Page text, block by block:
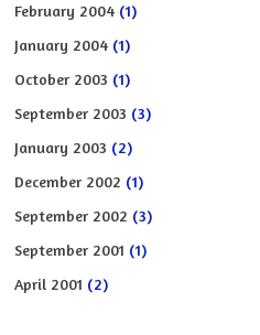
February 2004 (1)
January 2004 (1)
October 2003 (1)
September 2003 (3)
January 2003 (2)
December 2002 (1)
September 2002 (3)
September 2001 (1)
April 2001 (2)